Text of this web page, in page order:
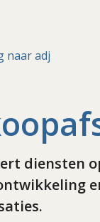
naar adj
diensten